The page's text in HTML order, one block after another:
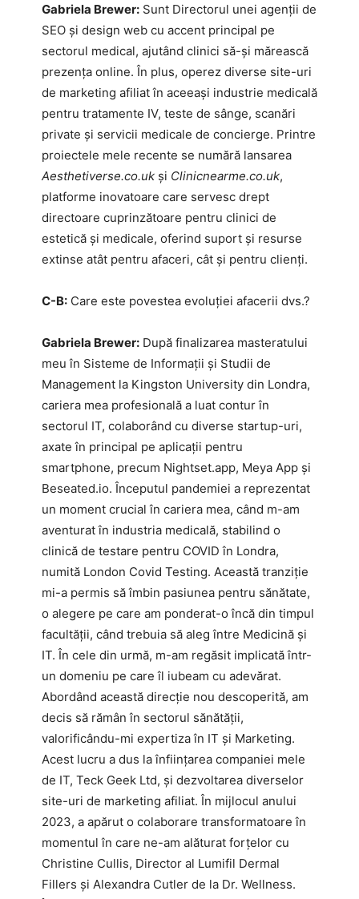
Gabriela Brewer: Sunt Directorul unei agenții de
SEO și design web cu accent principal pe
sectorul medical, ajutând clinici să-și mărească
prezența online. În plus, operez diverse site-uri
de marketing afiliat în aceeași industrie medicală
pentru tratamente IV, teste de sânge, scanări
private și servicii medicale de concierge. Printre
proiectele mele recente se numără lansarea
Aesthetiverse.co.uk și Clinicnearme.co.uk,
platforme inovatoare care servesc drept
directoare cuprinzătoare pentru clinici de
estetică și medicale, oferind suport și resurse
extinse atât pentru afaceri, cât și pentru clienți.
C-B: Care este povestea evoluției afacerii dvs.?
Gabriela Brewer: După finalizarea masteratului
meu în Sisteme de Informații și Studii de
Management la Kingston University din Londra,
cariera mea profesională a luat contur în
sectorul IT, colaborând cu diverse startup-uri,
axate în principal pe aplicații pentru
smartphone, precum Nightset.app, Meya App și
Beseated.io. Începutul pandemiei a reprezentat
un moment crucial în cariera mea, când m-am
aventurat în industria medicală, stabilind o
clinică de testare pentru COVID în Londra,
numită London Covid Testing. Această tranziție
mi-a permis să îmbin pasiunea pentru sănătate,
o alegere pe care am ponderat-o încă din timpul
facultății, când trebuia să aleg între Medicină și
IT. În cele din urmă, m-am regăsit implicată într-
un domeniu pe care îl iubeam cu adevărat.
Abordând această direcție nou descoperită, am
decis să rămân în sectorul sănătății,
valorificându-mi expertiza în IT și Marketing.
Acest lucru a dus la înființarea companiei mele
de IT, Teck Geek Ltd, și dezvoltarea diverselor
site-uri de marketing afiliat. În mijlocul anului
2023, a apărut o colaborare transformatoare în
momentul în care ne-am alăturat forțelor cu
Christine Cullis, Director al Lumifil Dermal
Fillers și Alexandra Cutler de la Dr. Wellness.